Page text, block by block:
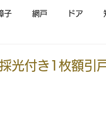
子 網戸 ドア
光付き1枚額引